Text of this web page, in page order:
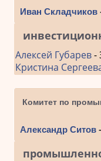
Иван Складчиков
Алексей Губарев-
Кристина
Комитет по
Александр Ситов-